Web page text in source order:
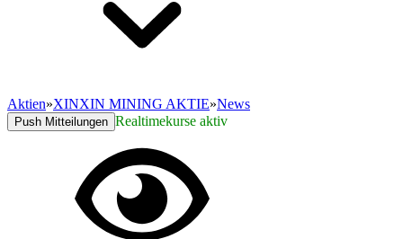
Aktien»XINXIN MINING AKTIE»News
Push Mitteilungen Realtimekurse aktiv